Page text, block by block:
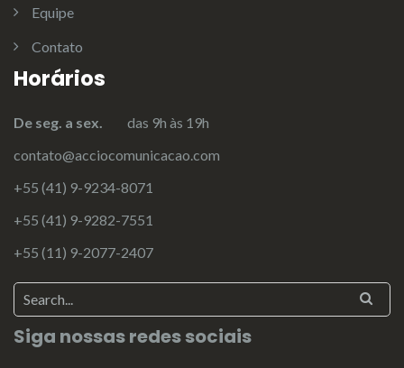
Equipe
Contato
Horários
De seg. a sex. das 9h às 19h
contato@acciocomunicacao.com
+55 (41) 9-9234-8071
+55 (41) 9-9282-7551
+55 (11) 9-2077-2407
Siga nossas redes sociais